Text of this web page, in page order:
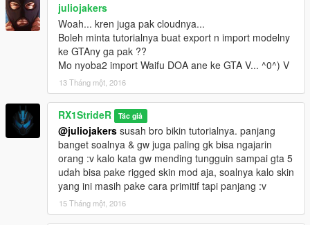
juliojakers
Woah... kren juga pak cloudnya...
Boleh minta tutorialnya buat export n import modelny
ke GTAny ga pak ??
Mo nyoba2 import Waifu DOA ane ke GTA V... ^0^) V
13 Tháng một, 2016
RX1StrideR Tác giả
@juliojakers susah bro bikin tutorialnya. panjang
banget soalnya & gw juga paling gk bisa ngajarin
orang :v kalo kata gw mending tungguin sampai gta 5
udah bisa pake rigged skin mod aja, soalnya kalo skin
yang ini masih pake cara primitif tapi panjang :v
15 Tháng một, 2016